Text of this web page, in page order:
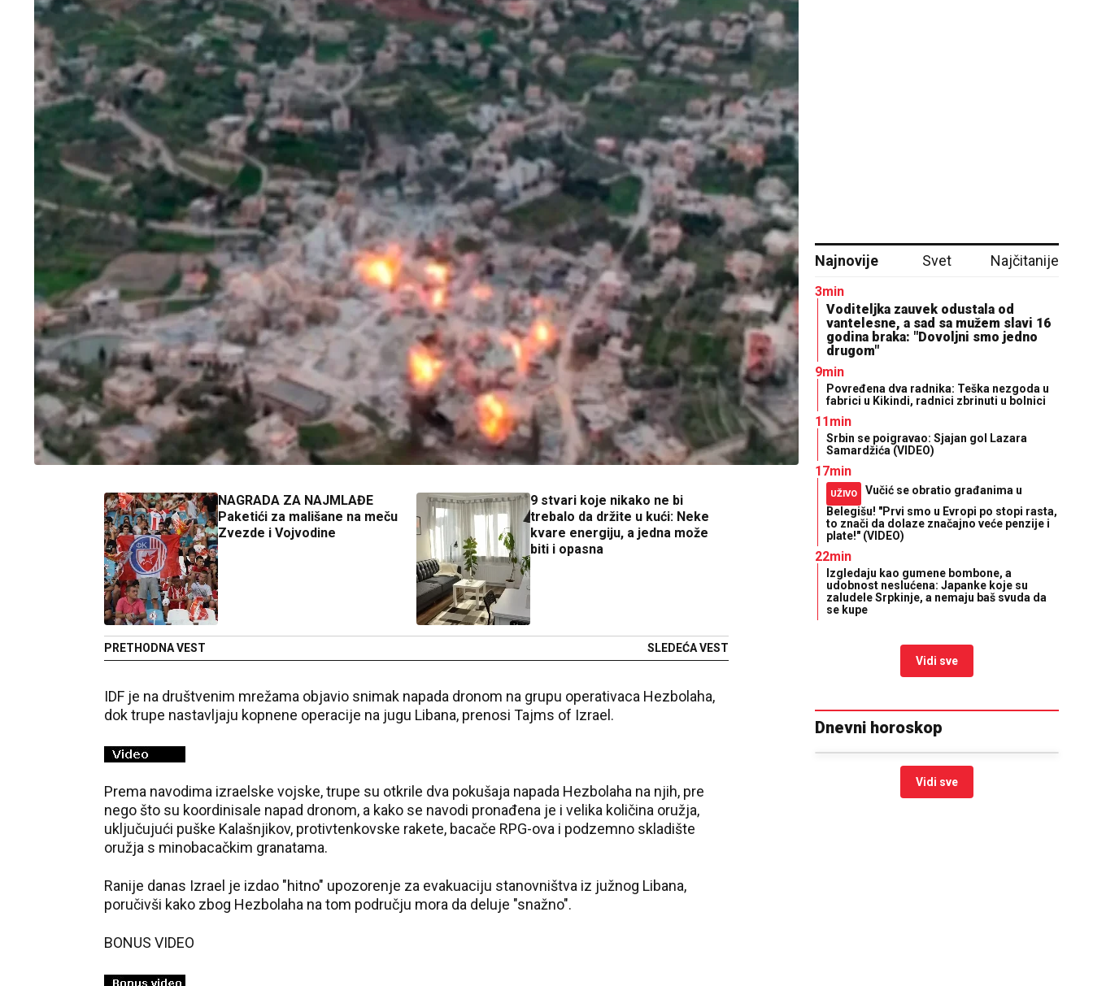
NAGRADA ZA NAJMLAĐE
Paketići za mališane na meču
Zvezde i Vojvodine
PRETHODNA VEST
9 stvari koje nikako ne bi
trebalo da držite u kući: Neke
kvare energiju, a jedna može
biti i opasna
SLEDEĆA VEST
IDF je na društvenim mrežama objavio snimak napada dronom na grupu operativaca Hezbolaha,
dok trupe nastavljaju kopnene operacije na jugu Libana, prenosi Tajms of Izrael.
Prema navodima izraelske vojske, trupe su otkrile dva pokušaja napada Hezbolaha na njih, pre
nego što su koordinisale napad dronom, a kako se navodi pronađena je i velika količina oružja,
uključujući puške Kalašnjikov, protivtenkovske rakete, bacače RPG-ova i podzemno skladište
oružja s minobacačkim granatama.
Ranije danas Izrael je izdao "hitno" upozorenje za evakuaciju stanovništva iz južnog Libana,
poručivši kako zbog Hezbolaha na tom području mora da deluje "snažno".
BONUS VIDEO
Najnovije Svet Najčitanije
3min
Voditeljka zauvek odustala od
vantelesne, a sad sa mužem slavi 16
godina braka: "Dovoljni smo jedno
drugom"
9min
Povređena dva radnika: Teška nezgoda u
fabrici u Kikindi, radnici zbrinuti u bolnici
11min
Srbin se poigravao: Sjajan gol Lazara
Samardžića (VIDEO)
17min
UŽIVO
Vučić se obratio građanima u
Belegišu! "Prvi smo u Evropi po stopi rasta,
to znači da dolaze značajno veće penzije i
plate!" (VIDEO)
22min
Izgledaju kao gumene bombone, a
udobnost neslućena: Japanke koje su
zaludele Srpkinje, a nemaju baš svuda da
se kupe
Vidi sve
Dnevni horoskop
Vidi sve